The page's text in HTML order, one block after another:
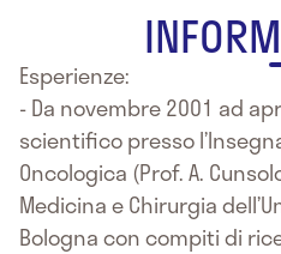
Esperienze:
- Da novembre 2001 ad
scientifico presso
Oncologica (Prof. A.
Medicina e Chirurgia
Bologna con compiti di